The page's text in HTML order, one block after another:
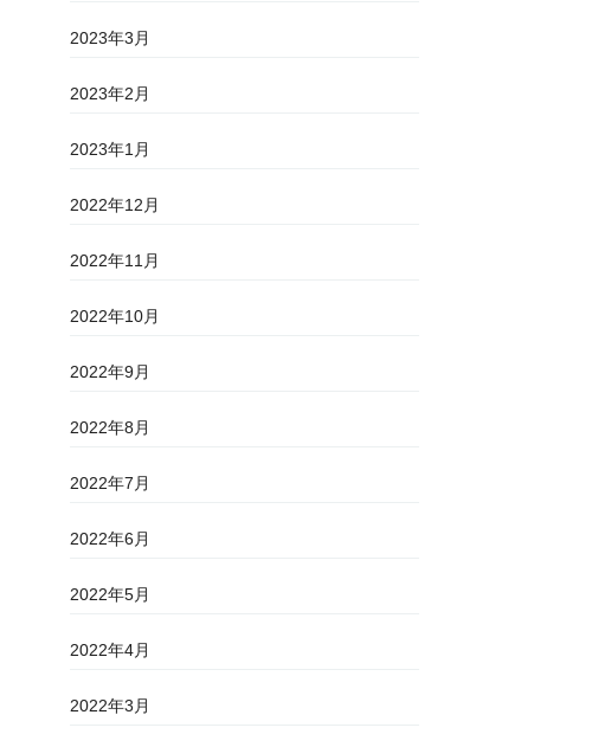
2023年3月
2023年2月
2023年1月
2022年12月
2022年11月
2022年10月
2022年9月
2022年8月
2022年7月
2022年6月
2022年5月
2022年4月
2022年3月